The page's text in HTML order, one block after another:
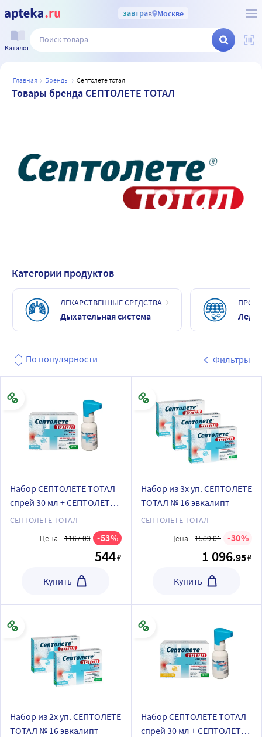
завтрав Москве
Каталог
главная бренды септолете тотал
Товары бренда СЕПТОЛЕТЕ ТОТАЛ
Категории продуктов
ЛЕКАРСТВЕННЫЕ СРЕДСТВА
Дыхательная система
По популярности Фильтры
Набор СЕПТОЛЕТЕ ТОТАЛ
спрей 30 мл + СЕПТОЛЕТЕ
ТОТАЛ № 16 эвкалипт
СЕПТОЛЕТЕ ТОТАЛ
Цена: 1167.03 53
544₽
Купить
Набор из 3х уп. СЕПТОЛЕТЕ
ТОТАЛ № 16 эвкалипт
СЕПТОЛЕТЕ ТОТАЛ
Цена: 1589.01 30
1 096.95₽
Купить
Набор из 2х уп. СЕПТОЛЕТЕ
ТОТАЛ № 16 эвкалипт
Набор СЕПТОЛЕТЕ ТОТАЛ
спрей 30 мл + СЕПТОЛЕТЕ